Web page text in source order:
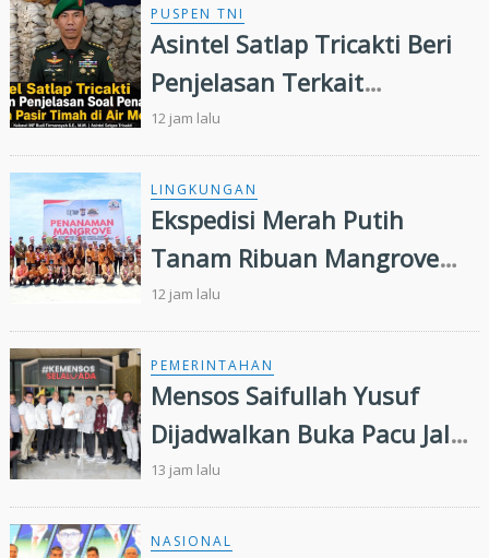
PUSPEN TNI
Asintel Satlap Tricakti Beri
Penjelasan Terkait
Penanganan 53 Ton Pasir
Timah di Air Merbau
12 jam lalu
LINGKUNGAN
Ekspedisi Merah Putih
Tanam Ribuan Mangrove
dan Serahkan Bantuan
Nelayan di Pulau Rupat
12 jam lalu
PEMERINTAHAN
Mensos Saifullah Yusuf
Dijadwalkan Buka Pacu Jalur
2026 dan Resmikan Sekolah
Rakyat di Kuansing
13 jam lalu
NASIONAL